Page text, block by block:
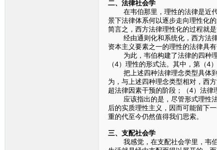
二、法律社会学
在韦伯那里，理性的法律是近代
景下法律体系何以逐步走向理性化
简言之，西方法律理性化的过程就
经由通则化和系统化，西方法律
资本主义要素之一的理性的法律具
为此，韦伯构建了法律的四种理
（4）理性的形式法。其中，第（4
把上述四种法律理念类型具体到
为，与上述四种理念类型相对，西
超法律因素干预的阶段；（4）法律
应该指出的是，尽管形式理性法
后的实质理性主义，因而可能留下
重的代至今仍然值得我们思索。
三、支配社会学
我感觉，在支配社会学里，韦伯